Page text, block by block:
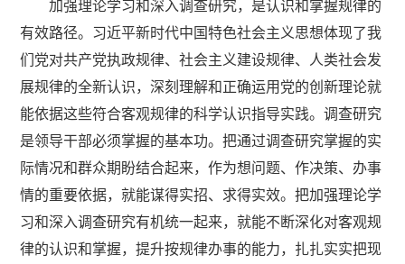
加强理论学习和深入调查研究，是认识和掌握规律的
有效路径。习近平新时代中国特色社会主义思想体现了我
们党对共产党执政规律、社会主义建设规律、人类社会发
展规律的全新认识，深刻理解和正确运用党的创新理论就
能依据这些符合客观规律的科学认识指导实践。调查研究
是领导干部必须掌握的基本功。把通过调查研究掌握的实
际情况和群众期盼结合起来，作为想问题、作决策、办事
情的重要依据，就能谋得实招、求得实效。把加强理论学
习和深入调查研究有机统一起来，就能不断深化对客观规
律的认识和掌握，提升按规律办事的能力，扎扎实实把现